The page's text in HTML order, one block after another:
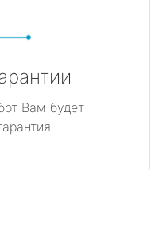
Вам будет